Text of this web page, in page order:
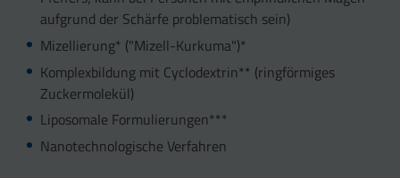
aufgrund der Schärfe problematisch sein)
Mizellierung* ("Mizell-Kurkuma")*
Komplexbildung mit Cyclodextrin** (ringförmiges
Zuckermolekül)
Liposomale Formulierungen***
Nanotechnologische Verfahren